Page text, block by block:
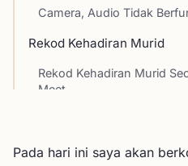
Camera, Audio Tidak
Rekod Kehadiran Murid
Rekod Kehadiran Murid
Meet
Elakkan Masalah Semasa
Pada hari ini saya akan